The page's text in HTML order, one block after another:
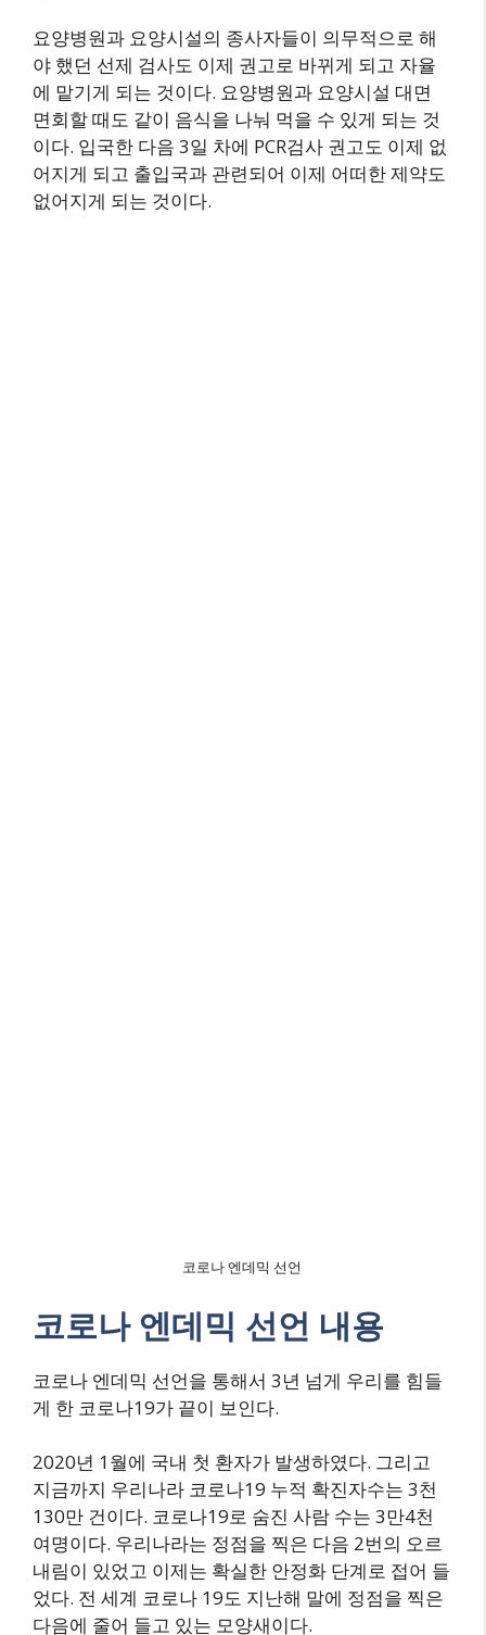
요양병원과 요양시설의 종사자들이 의무적으로 해
야 했던 선제 검사도 이제 권고로 바뀌게 되고 자율
에 맡기게 되는 것이다. 요양병원과 요양시설 대면
면회할 때도 같이 음식을 나눠 먹을 수 있게 되는 것
이다. 입국한 다음 3일 차에 PCR검사 권고도 이제 없
어지게 되고 출입국과 관련되어 이제 어떠한 제약도
없어지게 되는 것이다.
코로나 엔데믹 선언
코로나 엔데믹 선언 내용
코로나 엔데믹 선언을 통해서 3년 넘게 우리를 힘들
게 한 코로나19가 끝이 보인다.
2020년 1월에 국내 첫 환자가 발생하였다. 그리고
지금까지 우리나라 코로나19 누적 확진자수는 3천
130만 건이다. 코로나19로 숨진 사람 수는 3만4천
여명이다. 우리나라는 정점을 찍은 다음 2번의 오르
내림이 있었고 이제는 확실한 안정화 단계로 접어 들
었다. 전 세계 코로나 19도 지난해 말에 정점을 찍은
다음에 줄어 들고 있는 모양새이다.